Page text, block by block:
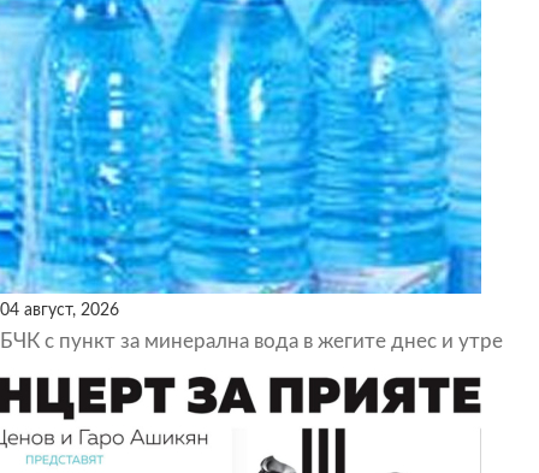
04 август, 2026
БЧК с пункт за минерална вода в жегите днес и утре